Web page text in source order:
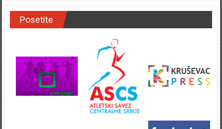
Posetite